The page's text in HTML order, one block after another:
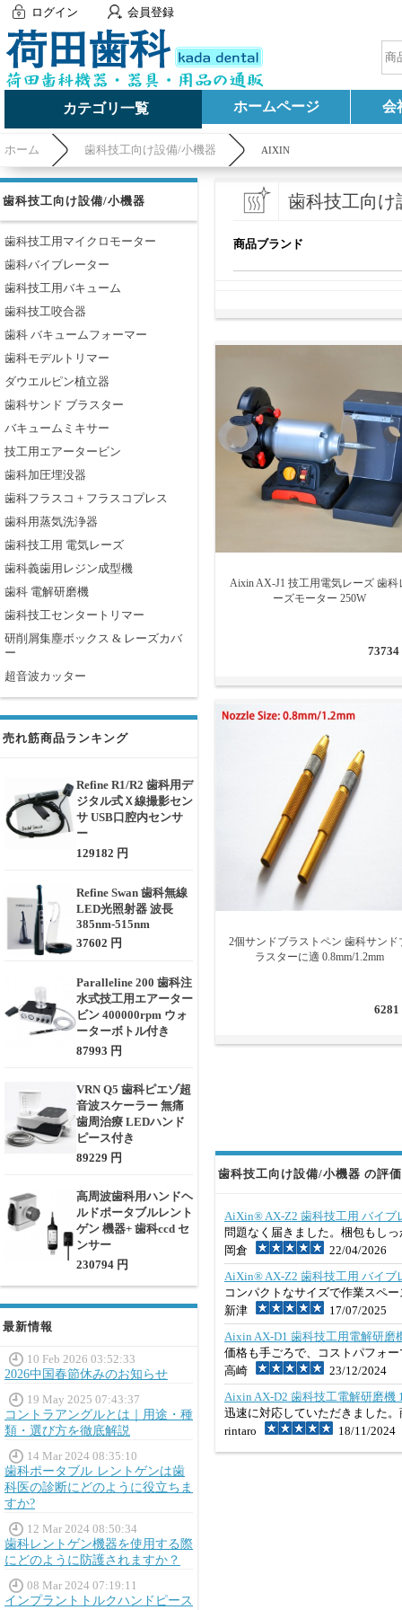
ログイン 会員登録
カテゴリ一覧 ホームページ 会
ホーム 歯科技工向け設備/小機器 AIXIN
歯科技工向け設備/小機器
歯科技工用マイクロモーター
歯科バイブレーター
歯科技工用バキューム
歯科技工咬合器
歯科 バキュームフォーマー
歯科モデルトリマー
ダウエルピン植立器
歯科サンド ブラスター
バキュームミキサー
技工用エアータービン
歯科加圧埋没器
歯科フラスコ + フラスコプレス
歯科用蒸気洗浄器
歯科技工用 電気レーズ
歯科義歯用レジン成型機
歯科 電解研磨機
歯科技工センタートリマー
研削屑集塵ボックス & レーズカバ
ー
超音波カッター
売れ筋商品ランキング
Refine R1/R2 歯科用デ
ジタル式Ｘ線撮影セン
サ USB口腔内センサ
ー
129182 円
Refine Swan 歯科無線
LED光照射器 波長
385nm-515nm
37602 円
Paralleline 200 歯科注
水式技工用エアーター
ビン 400000rpm ウォ
ーターボトル付き
87993 円
VRN Q5 歯科ピエゾ超
音波スケーラー 無痛
歯周治療 LEDハンド
ピース付き
89229 円
高周波歯科用ハンドヘ
ルドポータブルレント
ゲン 機器+ 歯科ccd セ
ンサー
230794 円
最新情報
10 Feb 2026 03:52:33
2026中国春節休みのお知らせ
19 May 2025 07:43:37
コントラアングルとは｜用途・種
類・選び方を徹底解説
14 Mar 2024 08:35:10
歯科ポータブル レントゲンは歯
科医の診断にどのように役立ちま
すか?
12 Mar 2024 08:50:34
歯科レントゲン機器を使用する際
にどのように防護されますか？
08 Mar 2024 07:19:11
インプラントトルクハンドピース
歯科技工向け
商品ブランド
Aixin AX-J1 技工用電気レーズ 歯科
ーズモーター 250W
73734
2個サンドブラストペン 歯科サンド
ラスターに適 0.8mm/1.2mm
6281
歯科技工向け設備/小機器 の評
AiXin® AX-Z2 歯科技工用 バイブ
問題なく届きました。梱包もし
岡倉
22/04/2026
AiXin® AX-Z2 歯科技工用 バイブ
コンパクトなサイズで作業スペ
新津
17/07/2025
Aixin AX-D1 歯科技工用電解研磨
価格も手ごろで、コストパフォ
高崎
23/12/2024
Aixin AX-D2 歯科技工電解研磨機
迅速に対応していただきました
rintaro
18/11/2024